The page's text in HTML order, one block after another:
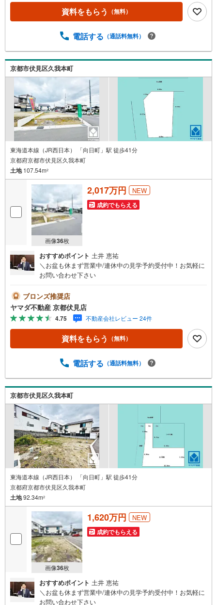
資料をもらう （無料）
電話する （通話料無料）
京都市伏見区久我本町
東海道本線（JR西日本） 「向日町」駅 徒歩41分
京都府京都市伏見区久我本町
土地107.54m2
画像36枚
2,017万円 NEW
成約でもらえる
おすすめポイント 土井 恵祐
＼お盆も休まず営業中/連休中の見学予約受付中！お気軽に
お問い合わせ下さい
ブロンズ推奨店
ヤマダ不動産 京都伏見店
4.75 不動産会社レビュー 24件
資料をもらう （無料）
電話する （通話料無料）
京都市伏見区久我本町
東海道本線（JR西日本） 「向日町」駅 徒歩41分
京都府京都市伏見区久我本町
土地92.34m2
画像36枚
1,620万円 NEW
成約でもらえる
おすすめポイント 土井 恵祐
＼お盆も休まず営業中/連休中の見学予約受付中！お気軽に
お問い合わせ下さい